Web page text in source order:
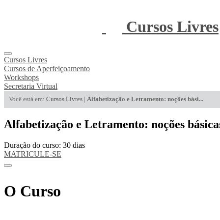
Cursos Livres
Cursos Livres
Cursos de Aperfeiçoamento
Workshops
Secretaria Virtual
Você está em: Cursos Livres | Alfabetização e Letramento: noções bási...
Alfabetização e Letramento: noções
Duração do curso: 30 dias
MATRICULE-SE
O Curso